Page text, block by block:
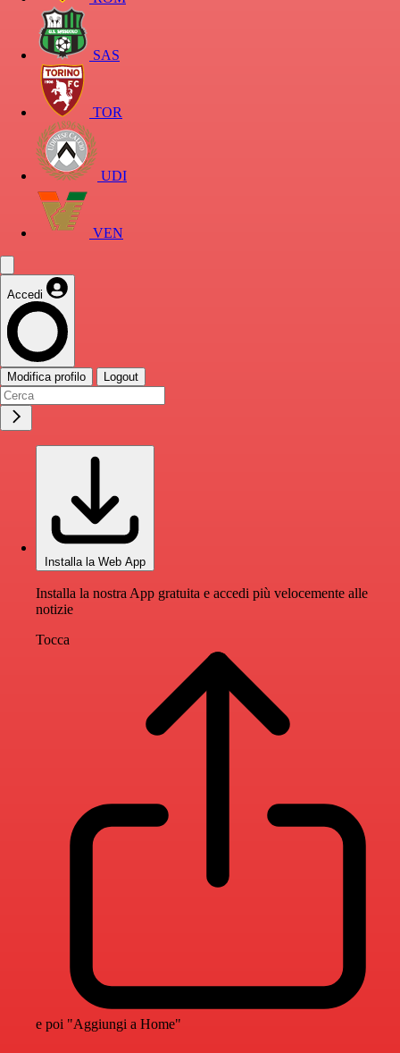
SAS
TOR
UDI
VEN
Accedi
Modifica profilo Logout
Installa la Web App
Installa la nostra App gratuita e accedi più velocemente alle
notizie
Tocca
e poi "Aggiungi a Home"